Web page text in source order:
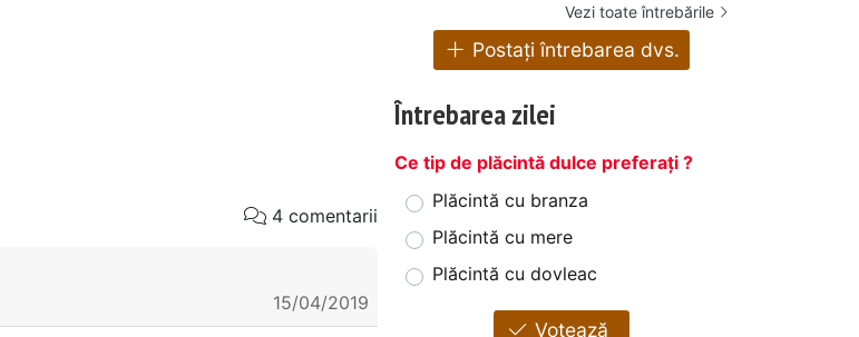
4 comentarii
15/04/2019
Vezi toate întrebările
Postați întrebarea dvs.
Întrebarea zilei
Ce tip de plăcintă dulce preferați ?
Plăcintă cu branza
Plăcintă cu mere
Plăcintă cu dovleac
Votează